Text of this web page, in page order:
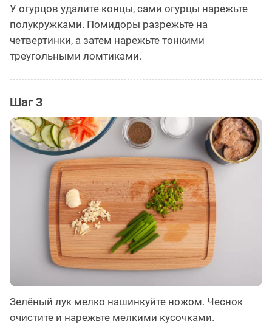
У огурцов удалите концы, сами огурцы нарежьте
полукружками. Помидоры разрежьте на
четвертинки, а затем нарежьте тонкими
треугольными ломтиками.
Шаг 3
Зелёный лук мелко нашинкуйте ножом. Чеснок
очистите и нарежьте мелкими кусочками.